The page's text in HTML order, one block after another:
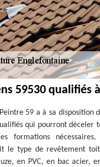
59530 qualifiés
59 a à sa disposition
qui pourront déceler
formations
le type de revêtement
en PVC, en bac acier,